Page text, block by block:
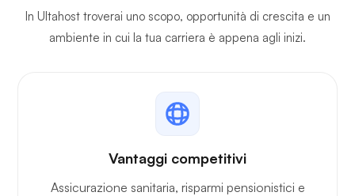
In Ultahost troverai uno scopo, opportunità di crescita e un
ambiente in cui la tua carriera è appena agli inizi.
Vantaggi competitivi
Assicurazione sanitaria, risparmi pensionistici e